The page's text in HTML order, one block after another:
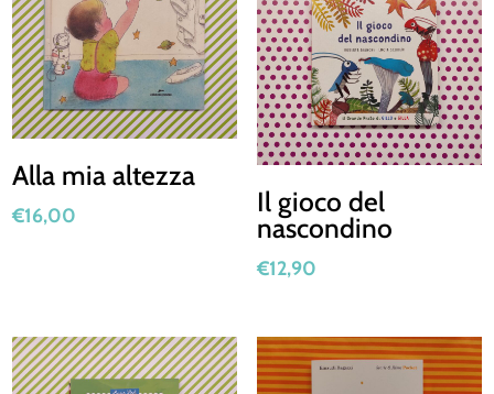
Alla mia altezza
€16,00
Il gioco del
nascondino
€12,90